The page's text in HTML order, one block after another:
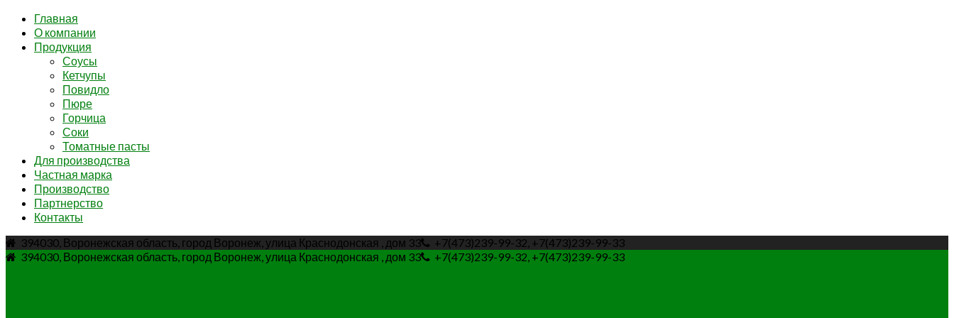
Главная
О компании
Продукция
Соусы
Кетчупы
Повидло
Пюре
Горчица
Соки
Томатные пасты
Для производства
Частная марка
Производство
Партнерство
Контакты
394030, Воронежская область, город Воронеж, улица Краснодонская , дом 33
+7(473)239-99-32, +7(473)239-99-33
394030, Воронежская область, город Воронеж, улица Краснодонская , дом 33
+7(473)239-99-32, +7(473)239-99-33